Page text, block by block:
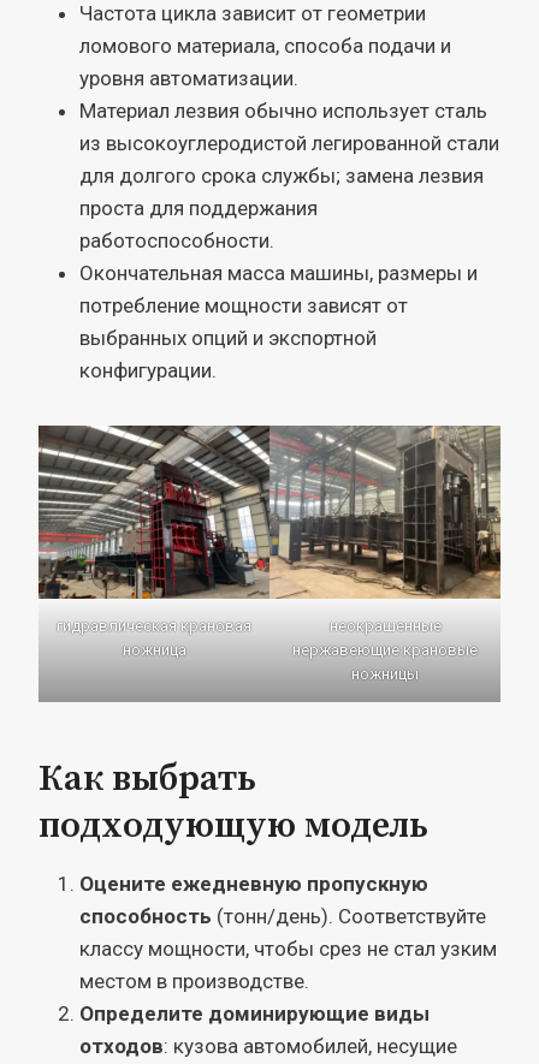
Частота цикла зависит от геометрии
ломового материала, способа подачи и
уровня автоматизации.
Материал лезвия обычно использует сталь
из высокоуглеродистой легированной стали
для долгого срока службы; замена лезвия
проста для поддержания
работоспособности.
Окончательная масса машины, размеры и
потребление мощности зависят от
выбранных опций и экспортной
конфигурации.
гидравлическая крановая
ножница
неокрашенные
нержавеющие крановые
ножницы
Как выбрать
подходующую модель
Оцените ежедневную пропускную
способность (тонн/день). Соответствуйте
классу мощности, чтобы срез не стал узким
местом в производстве.
Определите доминирующие виды
отходов: кузова автомобилей, несущие